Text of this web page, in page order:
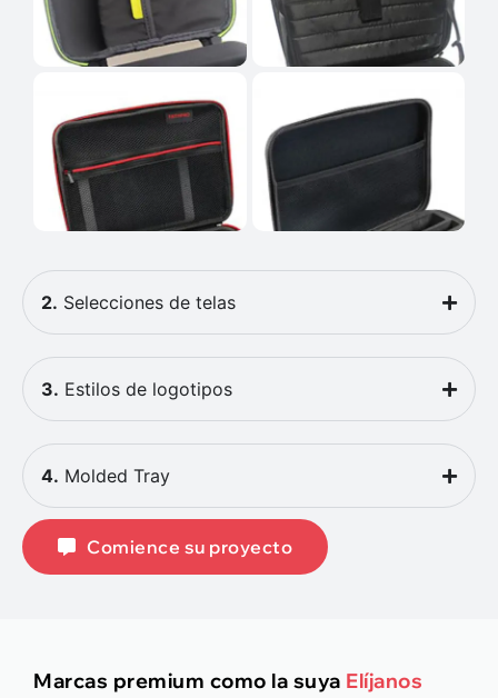
2. Selecciones de telas
3. Estilos de logotipos
4. Molded Tray
Comience su proyecto
Marcas premium como la suya Elíjanos